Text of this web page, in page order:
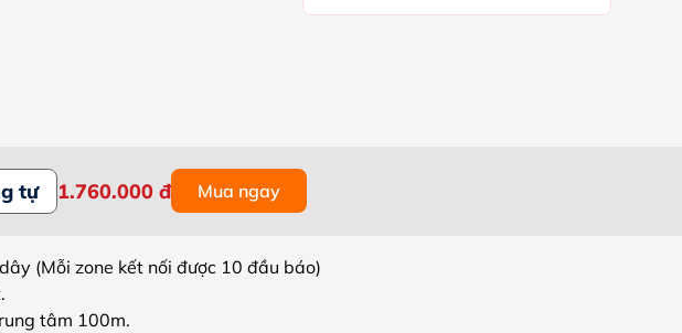
tự 1.760.000 đ Mua ngay
(Mỗi zone kết nối được 10 đầu báo)
tâm 100m.